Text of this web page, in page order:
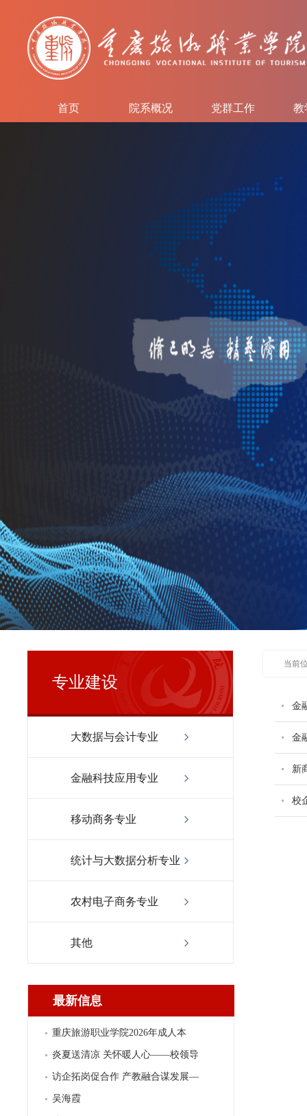
首页 院系概况 党群工作 教
专业建设
大数据与会计专业
金融科技应用专业
移动商务专业
统计与大数据分析专业
农村电子商务专业
其他
最新信息
重庆旅游职业学院2026年成人本
炎夏送清凉 关怀暖人心——校领导
访企拓岗促合作 产教融合谋发展—
吴海霞
当前
金
金
新
校